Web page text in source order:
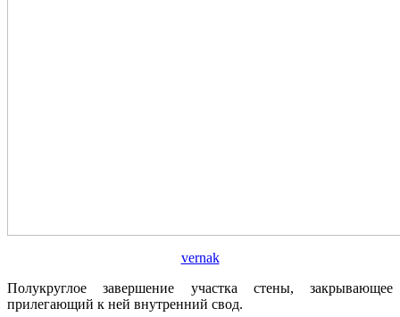
vernak
Полукруглое завершение участка стены, закрывающее
прилегающий к ней внутренний свод.